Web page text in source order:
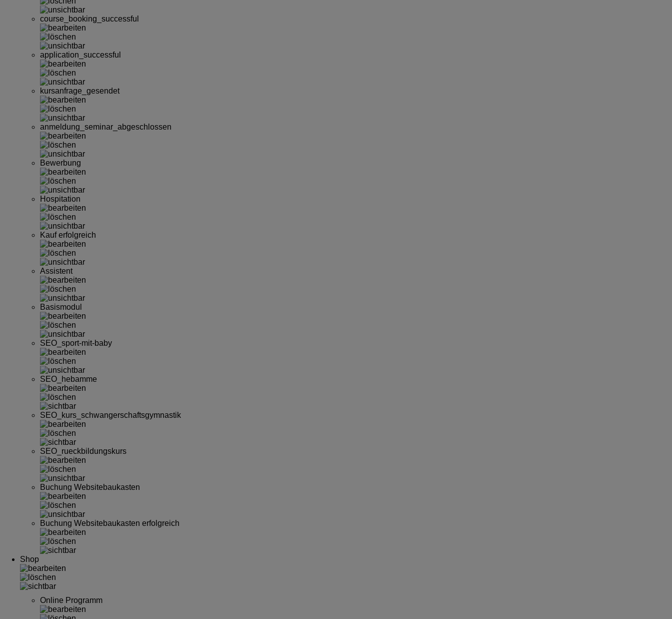
course_booking_successful
application_successful
kursanfrage_gesendet
anmeldung_seminar_abgeschlossen
Bewerbung
Hospitation
Kauf erfolgreich
Assistent
Basismodul
SEO_sport-mit-baby
SEO_hebamme
SEO_kurs_schwangerschaftsgymnastik
SEO_rueckbildungskurs
Buchung Websitebaukasten
Buchung Websitebaukasten erfolgreich
Shop
Online Programm